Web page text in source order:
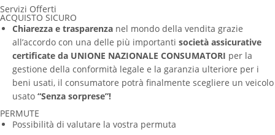
Servizi Offerti
ACQUISTO SICURO
Chiarezza e trasparenza nel mondo della vendita grazie
all’accordo con una delle più importanti società assicurative
certificate da UNIONE NAZIONALE CONSUMATORI per la
gestione della conformità legale e la garanzia ulteriore per i
beni usati, il consumatore potrà finalmente scegliere un veicolo
usato “Senza sorprese”!
PERMUTE
Possibilità di valutare la vostra permuta